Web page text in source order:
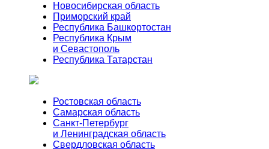
Новосибирская область
Приморский край
Республика Башкортостан
Республика Крым
и Севастополь
Республика Татарстан
Ростовская область
Самарская область
Санкт-Петербург
и Ленинградская область
Свердловская область